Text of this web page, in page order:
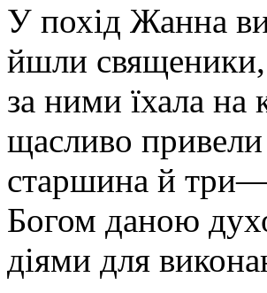
У похід Жанна
йшли священики,
за ними їхала на
щасливо привели
старшина й три—
Богом даною
діями для